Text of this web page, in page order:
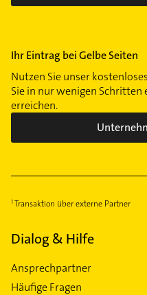
Ihr Eintrag bei Gelbe Seiten
Nutzen Sie unser
Sie in nur wenigen Schritten
erreichen.
Transaktion über externe Partner
Dialog & Hilfe
Ansprechpartner
Häufige Fragen